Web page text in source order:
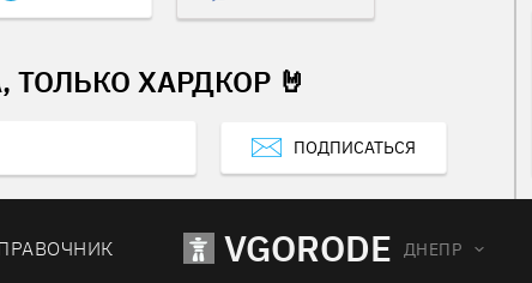
ТОЛЬКО ХАРДКОР 🤘
ПОДПИСАТЬСЯ
VGORODE ДНЕПР